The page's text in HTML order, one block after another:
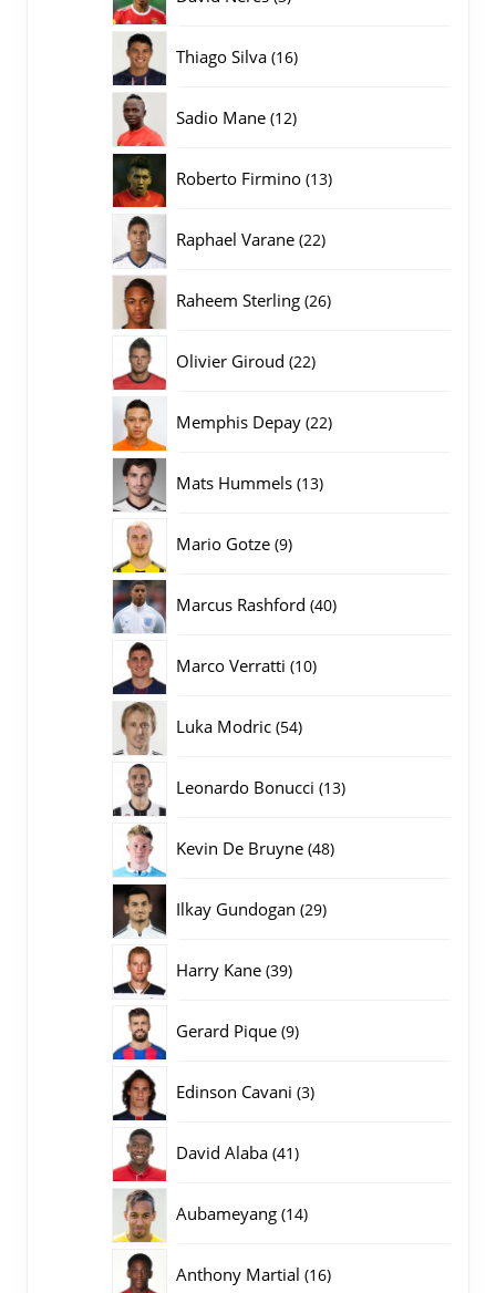
Thiago Silva 1616
Sadio Mane 1212
Roberto Firmino 1313
Raphael Varane 2222
Raheem Sterling 2626
Olivier Giroud 2222
Memphis Depay 2222
Mats Hummels 1313
Mario Gotze 99
Marcus Rashford 4040
Marco Verratti 1010
Luka Modric 5454
Leonardo Bonucci 1313
Kevin De Bruyne 4848
Ilkay Gundogan 2929
Harry Kane 3939
Gerard Pique 99
Edinson Cavani 33
David Alaba 4141
Aubameyang 1414
Anthony Martial 1616